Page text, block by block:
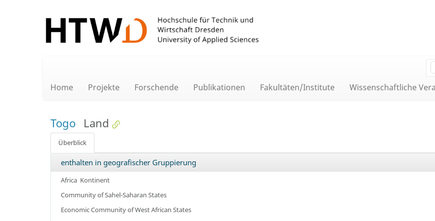
Home Projekte Forschende Publikationen Fakultäten/Institute Wissenschaftliche
Togo Land
Überblick
enthalten in geografischer Gruppierung
Africa Kontinent
Community of Sahel-Saharan States
Economic Community of West African States